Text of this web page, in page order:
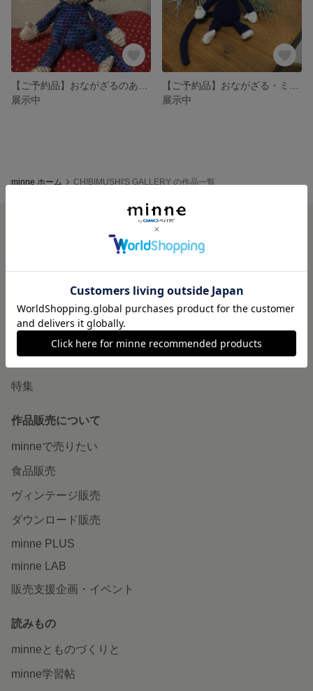
展示中
展示中
minne ホーム CHIBIMUSHI'S GALLERY の作品一覧
minneで買いたい
作品をさがす
ショップをさがす
特集
作品販売について
minneで売りたい
食品販売
ヴィンテージ販売
ダウンロード販売
minne PLUS
minne LAB
販売支援企画・イベント
読みもの
minneとものづくりと
minne学習帖